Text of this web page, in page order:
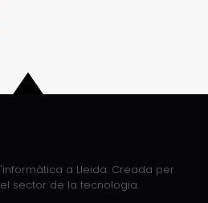
a Lleida. Creada per
sector de la tecnologia.